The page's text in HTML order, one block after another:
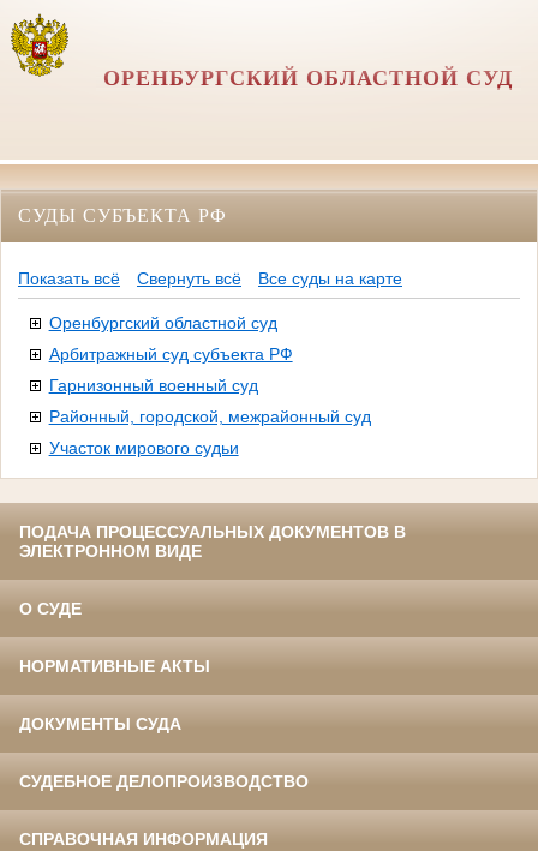
ОРЕНБУРГСКИЙ ОБЛАСТНОЙ СУД
СУДЫ СУБЪЕКТА РФ
Показать всё Свернуть всё Все суды на карте
Оренбургский областной суд
Арбитражный суд субъекта РФ
Гарнизонный военный суд
Районный, городской, межрайонный суд
Участок мирового судьи
ПОДАЧА ПРОЦЕССУАЛЬНЫХ ДОКУМЕНТОВ В
ЭЛЕКТРОННОМ ВИДЕ
О СУДЕ
НОРМАТИВНЫЕ АКТЫ
ДОКУМЕНТЫ СУДА
СУДЕБНОЕ ДЕЛОПРОИЗВОДСТВО
СПРАВОЧНАЯ ИНФОРМАЦИЯ